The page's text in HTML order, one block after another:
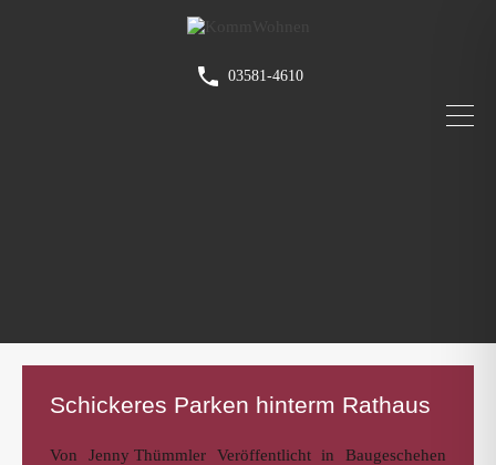
03581-4610
Schickeres Parken hinterm Rathaus
Von Jenny ThümmlerVeröffentlicht in Baugeschehen